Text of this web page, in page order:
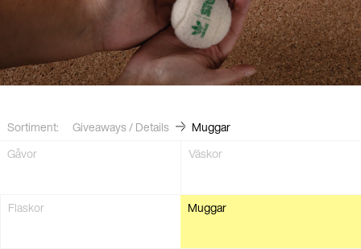
Sortiment: Giveaways / Details
Muggar
Gåvor
Väskor
Flaskor Muggar